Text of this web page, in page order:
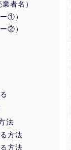
者名）
①）
②）
法
方法
方法